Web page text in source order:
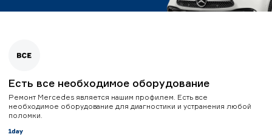
Есть все необходимое оборудование
Ремонт Mercedes является нашим профилем. Есть все
необходимое оборудование для диагностики и устранения любой
поломки.